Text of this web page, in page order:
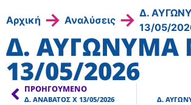
Αρχική → Αναλύσεις → Δ.
13/05/
Δ. ΑΥΓΩΝΥΜΑ
13/05/2026
ΠΡΟΗΓΟΎΜΕΝΟ
Δ. ΑΝΑΒΑΤΟΣ X 13/05/2026 Δ.